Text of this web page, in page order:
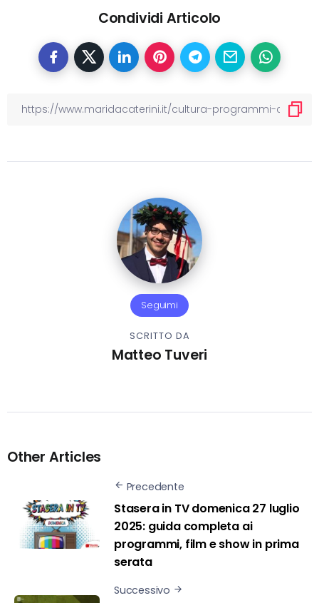
Condividi Articolo
Seguimi
SCRITTO DA
Matteo Tuveri
Other Articles
Precedente
Stasera in TV domenica 27 luglio
2025: guida completa ai
programmi, film e show in prima
serata
Successivo